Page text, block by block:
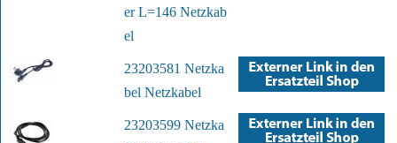
er L=146 Netzkab
el
23203581 Netzka
bel Netzkabel
23203599 Netzka